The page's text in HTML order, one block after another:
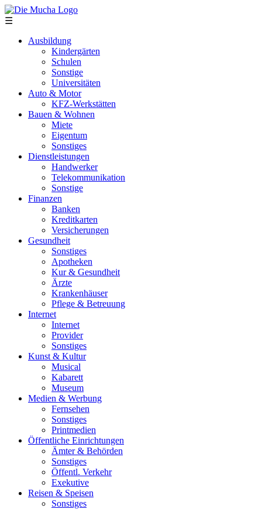
Direkt zum Inhalt
☰
Ausbildung
Kindergärten
Schulen
Sonstige
Universitäten
Auto & Motor
KFZ-Werkstätten
Bauen & Wohnen
Miete
Eigentum
Sonstiges
Dienstleistungen
Handwerker
Telekommunikation
Sonstige
Finanzen
Banken
Kreditkarten
Versicherungen
Gesundheit
Sonstiges
Apotheken
Kur & Gesundheit
Ärzte
Krankenhäuser
Pflege & Betreuung
Internet
Internet
Provider
Sonstiges
Kunst & Kultur
Musical
Kabarett
Museum
Medien & Werbung
Fernsehen
Sonstiges
Printmedien
Öffentliche Einrichtungen
Ämter & Behörden
Sonstiges
Öffentl. Verkehr
Exekutive
Reisen & Speisen
Sonstiges